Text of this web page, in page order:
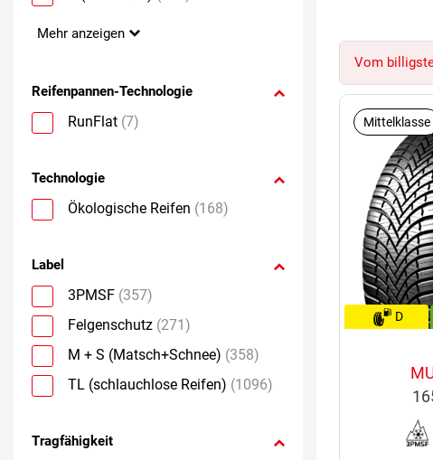
Mehr anzeigen
Reifenpannen-Technologie
RunFlat (7)
Technologie
Ökologische Reifen (168)
Label
3PMSF (357)
Felgenschutz (271)
M + S (Matsch+Schnee) (358)
TL (schlauchlose Reifen) (1096)
Tragfähigkeit
Vom
Mittelklasse
D